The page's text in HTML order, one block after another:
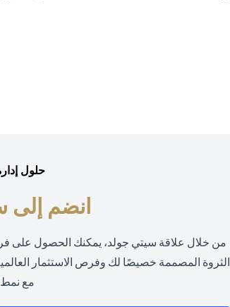
حلول
انضم إلى
من خلال علاقة سيتي جولد، يمكنك الحصول على
الثروة المصممة خصيصًا لك وفرص الاستثمار
مع نمط